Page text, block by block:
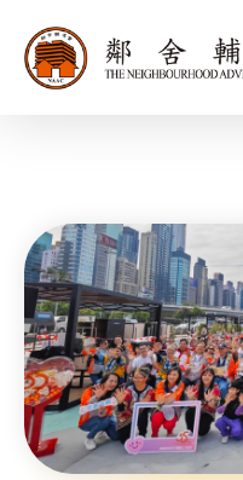
執行
家
新